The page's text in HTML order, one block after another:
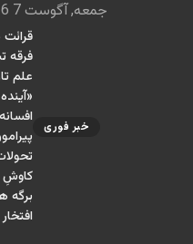
جمعه, آگوست 7 2026
خبر فوری
فرقه
علم
کاوشِ
برگه